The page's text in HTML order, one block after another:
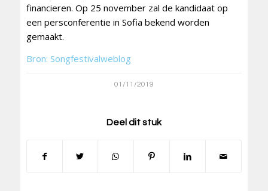
financieren. Op 25 november zal de kandidaat op
een persconferentie in Sofia bekend worden
gemaakt.
Bron: Songfestivalweblog
01/11/2019
Deel dit stuk